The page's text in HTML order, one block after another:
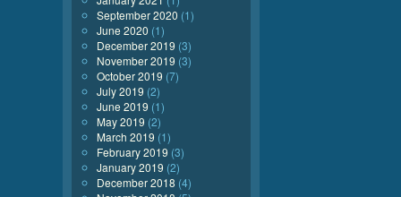
September 2020 (1)
June 2020 (1)
December 2019 (3)
November 2019 (3)
October 2019 (7)
July 2019 (2)
June 2019 (1)
May 2019 (2)
March 2019 (1)
February 2019 (3)
January 2019 (2)
December 2018 (4)